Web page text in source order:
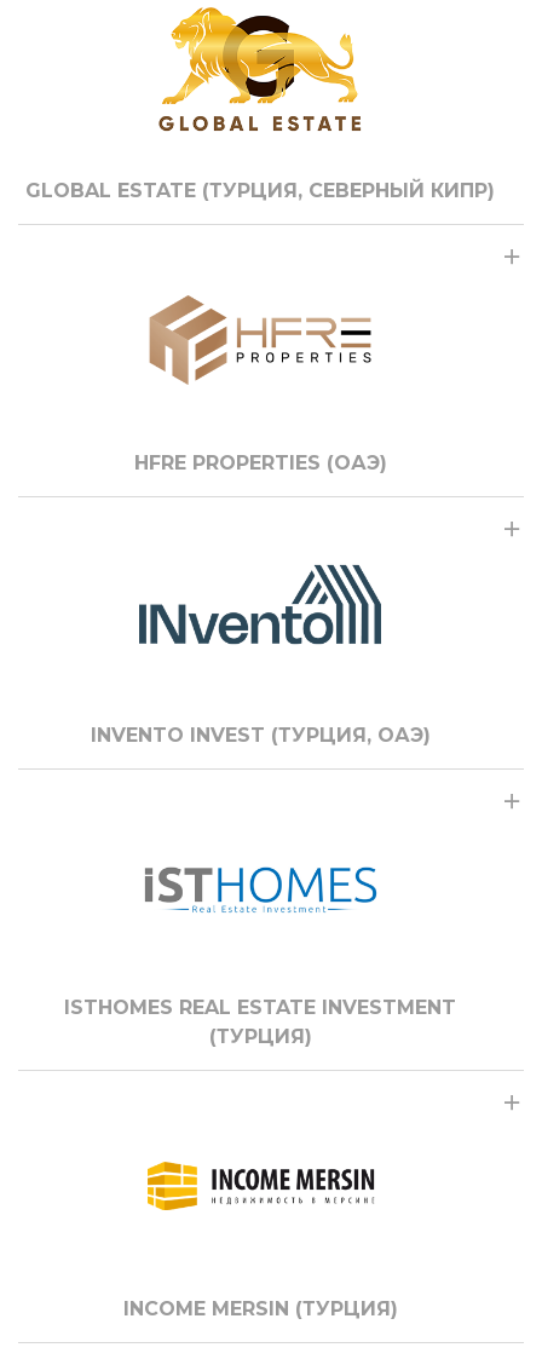
GLOBAL ESTATE (ТУРЦИЯ, СЕВЕРНЫЙ КИПР)
HFRE PROPERTIES (ОАЭ)
INVENTO INVEST (ТУРЦИЯ, ОАЭ)
ISTHOMES REAL ESTATE INVESTMENT
(ТУРЦИЯ)
INCOME MERSIN (ТУРЦИЯ)